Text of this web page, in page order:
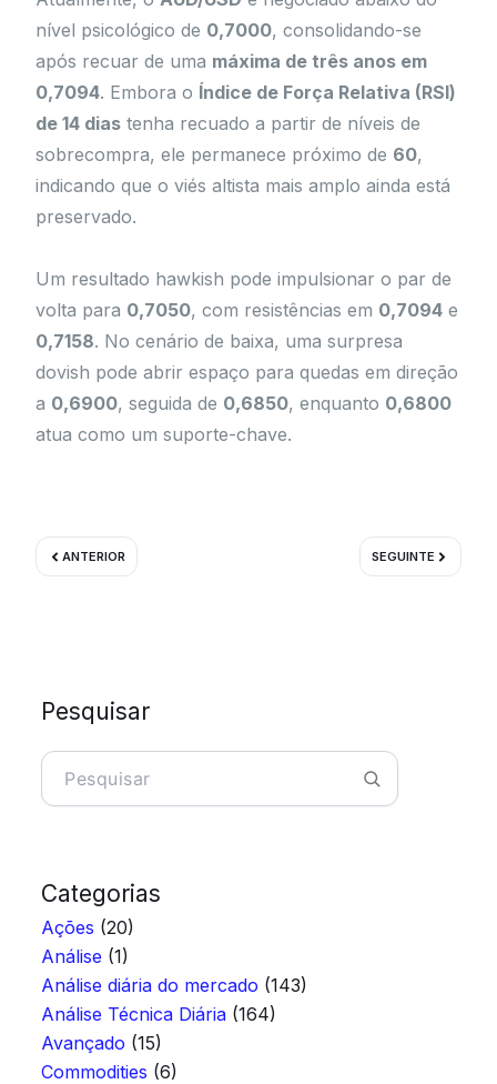
nível psicológico de 0,7000, consolidando-se
após recuar de uma máxima de três anos em
0,7094. Embora o Índice de Força Relativa (RSI)
de 14 dias tenha recuado a partir de níveis de
sobrecompra, ele permanece próximo de 60,
indicando que o viés altista mais amplo ainda está
preservado.
Um resultado hawkish pode impulsionar o par de
volta para 0,7050, com resistências em 0,7094 e
0,7158. No cenário de baixa, uma surpresa
dovish pode abrir espaço para quedas em direção
a 0,6900, seguida de 0,6850, enquanto 0,6800
atua como um suporte-chave.
ANTERIOR SEGUINTE
Próximo
Pesquisar
Pesquisar
Categorias
Ações (20)
Análise (1)
Análise diária do mercado (143)
Análise Técnica Diária (164)
Avançado (15)
Commodities (6)